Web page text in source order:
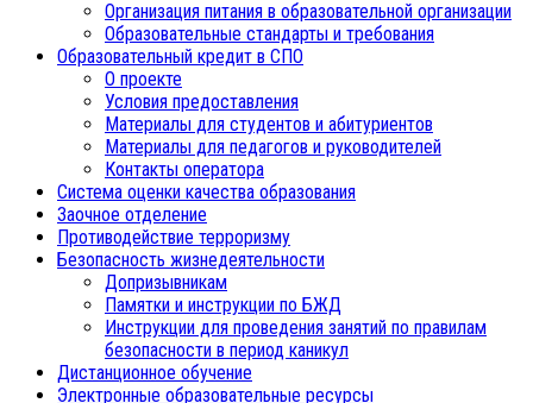
Организация питания в образовательной организации
Образовательные стандарты и требования
Образовательный кредит в СПО
О проекте
Условия предоставления
Материалы для студентов и абитуриентов
Материалы для педагогов и руководителей
Контакты оператора
Система оценки качества образования
Заочное отделение
Противодействие терроризму
Безопасность жизнедеятельности
Допризывникам
Памятки и инструкции по БЖД
Инструкции для проведения занятий по правилам
безопасности в период каникул
Дистанционное обучение
Электронные образовательные ресурсы